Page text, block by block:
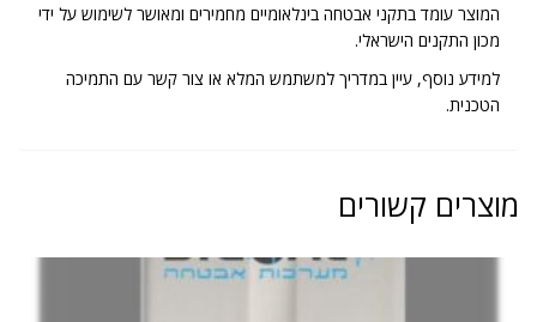
המוצר עומד בתקני אבטחה בינלאומיים מחמירים ומאושר לשימוש על ידי
מכון התקנים הישראלי.
למידע נוסף, עיין במדריך למשתמש המלא או צור קשר עם התמיכה
הטכנית.
מוצרים קשורים